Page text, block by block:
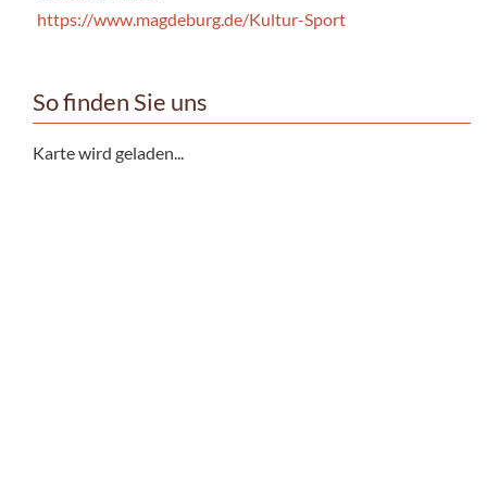
https://www.magdeburg.de/Kultur-Sport
So finden Sie uns
Karte wird geladen...